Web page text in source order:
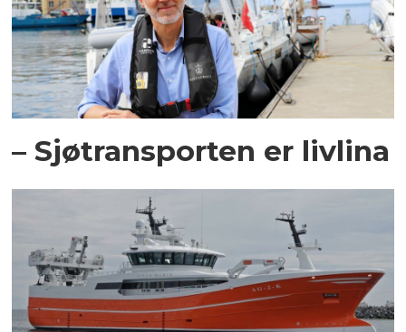
– Sjøtransporten er livlina